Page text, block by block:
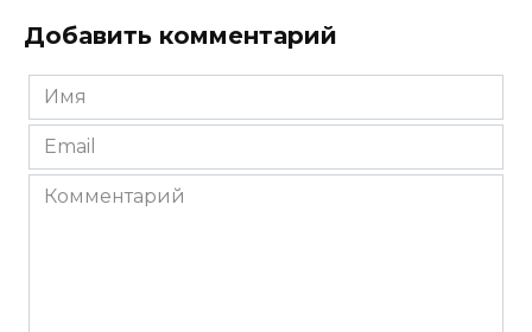
Добавить комментарий
Имя
*
Email
*
Комментарий